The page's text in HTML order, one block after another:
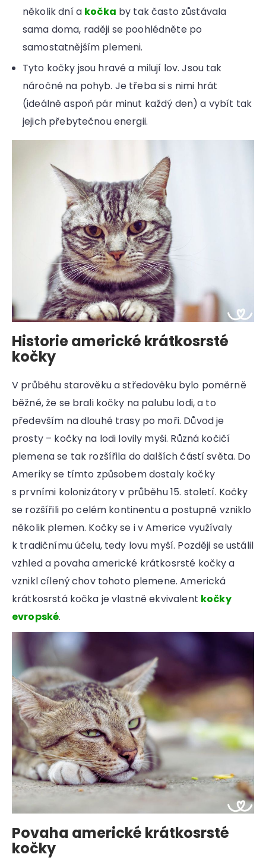
několik dní a kočka by tak často zůstávala
sama doma, raději se poohlédněte po
samostatnějším plemeni.
Tyto kočky jsou hravé a milují lov. Jsou tak
náročné na pohyb. Je třeba si s nimi hrát
(ideálně aspoň pár minut každý den) a vybít tak
jejich přebytečnou energii.
Historie americké krátkosrsté
kočky
V průběhu starověku a středověku bylo poměrně
běžné, že se brali kočky na palubu lodi, a to
především na dlouhé trasy po moři. Důvod je
prosty – kočky na lodi lovily myši. Různá kočičí
plemena se tak rozšířila do dalších částí světa. Do
Ameriky se tímto způsobem dostaly kočky
s prvními kolonizátory v průběhu 15. století. Kočky
se rozšířili po celém kontinentu a postupně vzniklo
několik plemen. Kočky se i v Americe využívaly
k tradičnímu účelu, tedy lovu myší. Později se ustálil
vzhled a povaha americké krátkosrsté kočky a
vznikl cílený chov tohoto plemene. Americká
krátkosrstá kočka je vlastně ekvivalent kočky
evropské.
Povaha americké krátkosrsté
kočky